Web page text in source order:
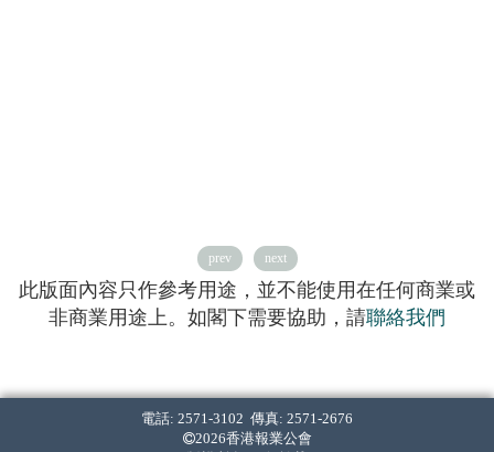
prev next
此版面內容只作參考用途，並不能使用在任何商業或
非商業用途上。如閣下需要協助，請聯絡我們
電話: 2571-3102 傳真: 2571-2676
2026香港報業公會